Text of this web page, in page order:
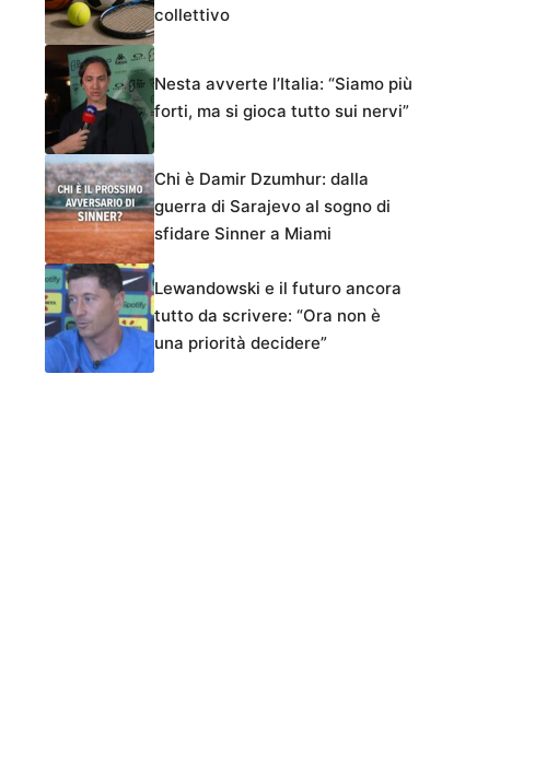
collettivo
Nesta avverte l’Italia: “Siamo più
forti, ma si gioca tutto sui nervi”
Chi è Damir Dzumhur: dalla
guerra di Sarajevo al sogno di
sfidare Sinner a Miami
Lewandowski e il futuro ancora
tutto da scrivere: “Ora non è
una priorità decidere”